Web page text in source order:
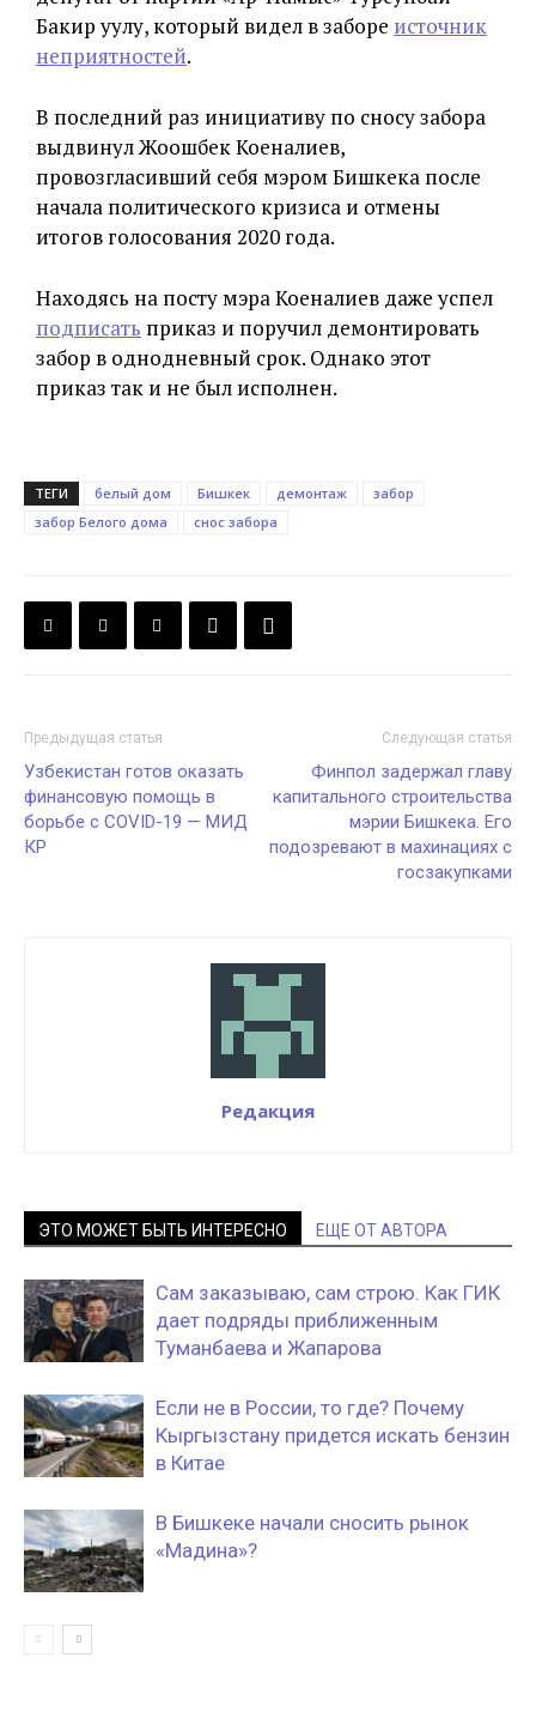
Бакир уулу, который видел в заборе источник
неприятностей.
В последний раз инициативу по сносу забора
выдвинул Жоошбек Коеналиев,
провозгласивший себя мэром Бишкека после
начала политического кризиса и отмены
итогов голосования 2020 года.
Находясь на посту мэра Коеналиев даже успел
подписать приказ и поручил демонтировать
забор в однодневный срок. Однако этот
приказ так и не был исполнен.
ТЕГИ белый дом Бишкек демонтаж
забор
забор Белого дома
снос забора
Предыдущая статья
Узбекистан готов оказать
финансовую помощь в
борьбе с COVID-19 — МИД
КР
Следующая статья
Финпол задержал главу
капитального строительства
мэрии Бишкека. Его
подозревают в махинациях с
госзакупками
Редакция
ЭТО МОЖЕТ БЫТЬ ИНТЕРЕСНО ЕЩЕ ОТ АВТОРА
Сам заказываю, сам строю. Как ГИК
дает подряды приближенным
Туманбаева и Жапарова
Если не в России, то где? Почему
Кыргызстану придется искать бензин
в Китае
В Бишкеке начали сносить рынок
«Мадина»?